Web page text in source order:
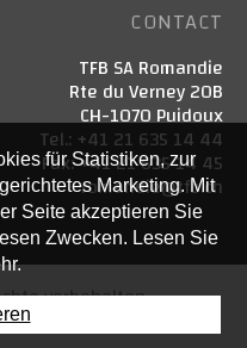
CONTACT
TFB SA Romandie
Rte du Verney 20B
CH-1070 Puidoux
Tel.: +41 21 635 14 44
Fax: +41 21 635 14 45
romandie@tfb.ch
vorbehalten
with IceCube2.Net
für Statistiken, zur
Marketing. Mit
Seite akzeptieren Sie
Zwecken. Lesen Sie